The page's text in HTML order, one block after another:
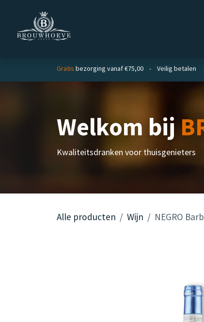
Gratis bezorging vanaf €75,00 - Veilig betalen
Welkom bij
Kwaliteitsdranken voor thuisgenieters
Alle producten Wijn NEGRO